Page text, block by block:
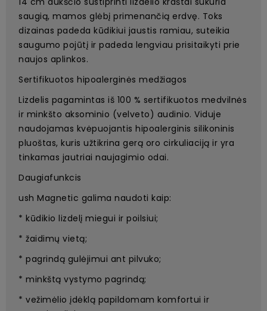
saugią, mamos glėbį primenančią erdvę. Toks
dizainas padeda kūdikiui jaustis ramiau, suteikia
saugumo pojūtį ir padeda lengviau prisitaikyti prie
naujos aplinkos.
Sertifikuotos hipoalerginės medžiagos
Lizdelis pagamintas iš 100 % sertifikuotos medvilnės
ir minkšto aksominio (velveto) audinio. Viduje
naudojamas kvėpuojantis hipoalerginis silikoninis
pluoštas, kuris užtikrina gerą oro cirkuliaciją ir yra
tinkamas jautriai naujagimio odai.
Daugiafunkcis
ush Magnetic galima naudoti kaip:
* kūdikio lizdelį miegui ir poilsiui;
* žaidimų vietą;
* pagrindą gulėjimui ant pilvuko;
* minkštą vystymo pagrindą;
* vežimėlio įdėklą papildomam komfortui ir